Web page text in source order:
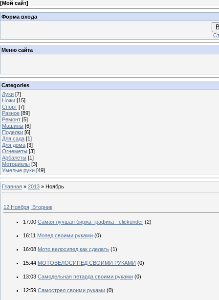
[Мой сайт]
Форма входа
Меню сайта
Categories
Луки [7]
Ножи [15]
Спорт [7]
Разное [89]
Ремонт [5]
Машины [6]
Поделки [6]
Для сада [1]
Для дома [3]
Огнеметы [3]
Арбалеты [1]
Мотоциклы [3]
Умелые руки [49]
Главная » 2013 » Ноябрь
12 Ноября, Вторник
17:00 Самая лучшая биржа трафика - clickunder (2)
16:11 Мопед своими руками (0)
16:08 Мото велосипед как сделать (1)
15:44 МОТОВЕЛОСИПЕД СВОИМИ РУКАМИ (0)
13:03 Самодельная петарда своими руками (0)
12:59 Самострел своими руками (0)